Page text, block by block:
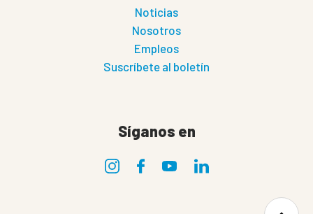
Noticias
Nosotros
Empleos
Suscríbete al boletín
Síganos en